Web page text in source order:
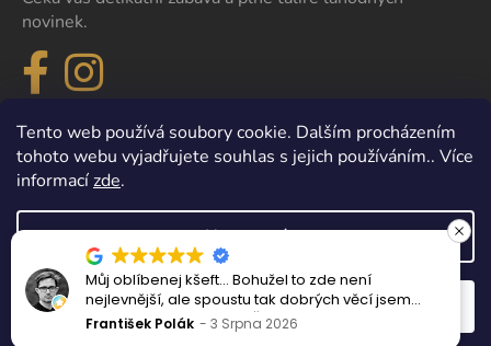
Tento web používá soubory cookie. Dalším procházením
tohoto webu vyjadřujete souhlas s jejich používáním.. Více
informacízde.
Nastavení
Odmítnout Souhlasím
novinek.
Vytvořil Shoptet
Copyright 2026eDelikatesy. Všechna práva vyhrazena.
Upravit nastavení cookies
Můj oblíbenej kšeft… Bohužel to zde není
nejlevnější, ale spoustu tak dobrých věcí jsem
nejedl ani v samotném Španělsku.
František Polák 3 Srpna 2026